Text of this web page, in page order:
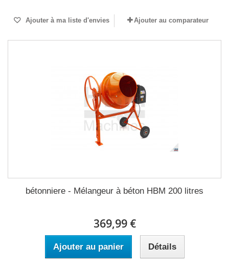
Ajouter à ma liste d'envies Ajouter au comparateur
bétonniere - Mélangeur à béton HBM 200 litres
369,99 €
Ajouter au panier Détails